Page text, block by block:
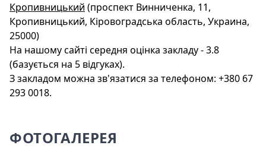
Кропивницький (проспект Винниченка, 11,
Кропивницький, Кіровоградська область, Украина,
25000)
На нашому сайті середня оцінка закладу - 3.8
(базується на 5 відгуках).
З закладом можна зв'язатися за телефоном: +380 67
293 0018.
ФОТОГАЛЕРЕЯ